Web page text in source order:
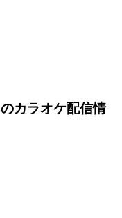
のカラオケ配信情